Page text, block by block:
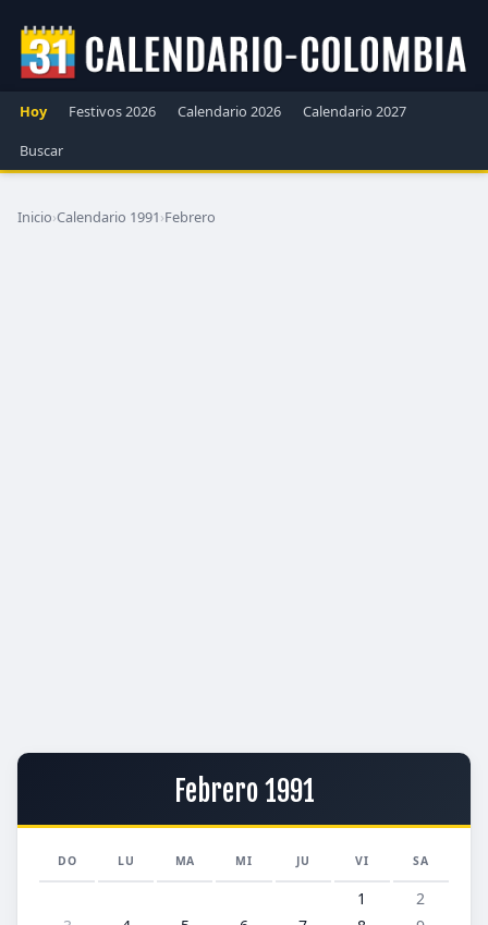
Hoy Festivos 2026 Calendario 2026
Calendario 2027
Buscar
Inicio›Calendario 1991›Febrero
Febrero 1991
DO LU MA MI JU VI SA
1
2